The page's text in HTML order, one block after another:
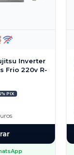
Inverter
Frio 220v R-
PIX